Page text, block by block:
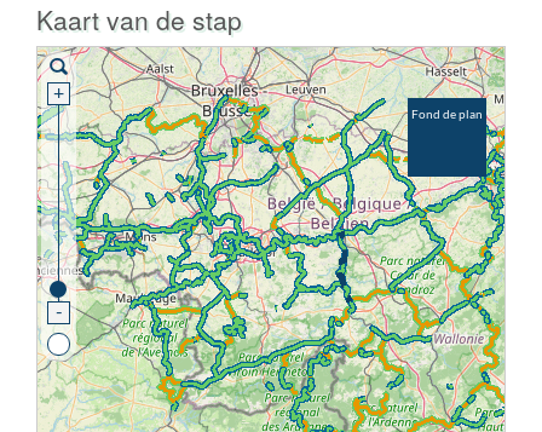
Kaart van de stap